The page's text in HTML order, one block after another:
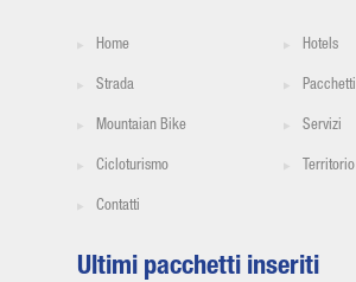
Home Hotels
Strada Pacchetti
Mountaian Bike Servizi
Cicloturismo Territorio
Contatti
Ultimi pacchetti inseriti